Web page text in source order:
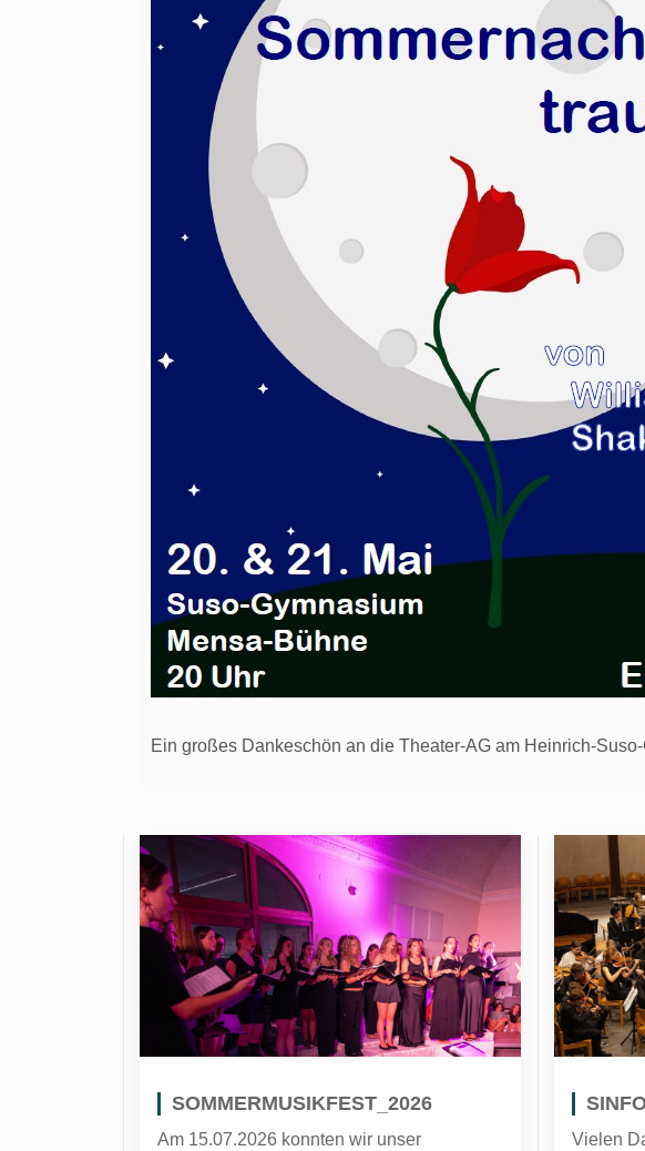
Ein großes Dankeschön an die Theater-AG am Heinrich-
SOMMERMUSIKFEST_2026
Am 15.07.2026 konnten wir unser
Vielen